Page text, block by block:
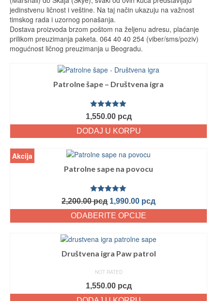
jedinstvenu ličnost i veštine. Na taj način ukazuju na važnost
timskog rada i uzornog ponašanja.
Dostava proizvoda brzom poštom na željenu adresu, plaćanje
prilikom preuzimanja paketa. 064 40 40 254 (viber/sms/poziv)
mogućnost ličnog preuzimanja u Beogradu.
Patrolne šape – Društvena igra
Ocenjeno
sa5.00 od
5
1,550.00 рсд
DODAJ U KORPU
Akcija
Patrolne sape na povocu
Ocenjeno
sa5.00od
5
2,200.00рсд 1,990.00 рсд
ODABERITE OPCIJE
Društvena igra Paw patrol
NOT RATED
1,550.00 рсд